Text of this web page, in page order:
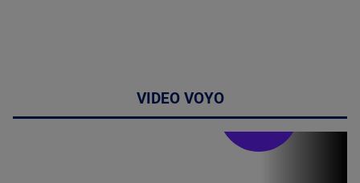
VIDEO VOYO